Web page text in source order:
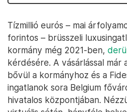
Tízmillió eurós – mai
forintos – brüsszeli
kormány még 2021-ben,
kérdésére. A vásárlással már
bővül a kormányhoz és a
ingatlanok sora Belgium
hivatalos központjában.